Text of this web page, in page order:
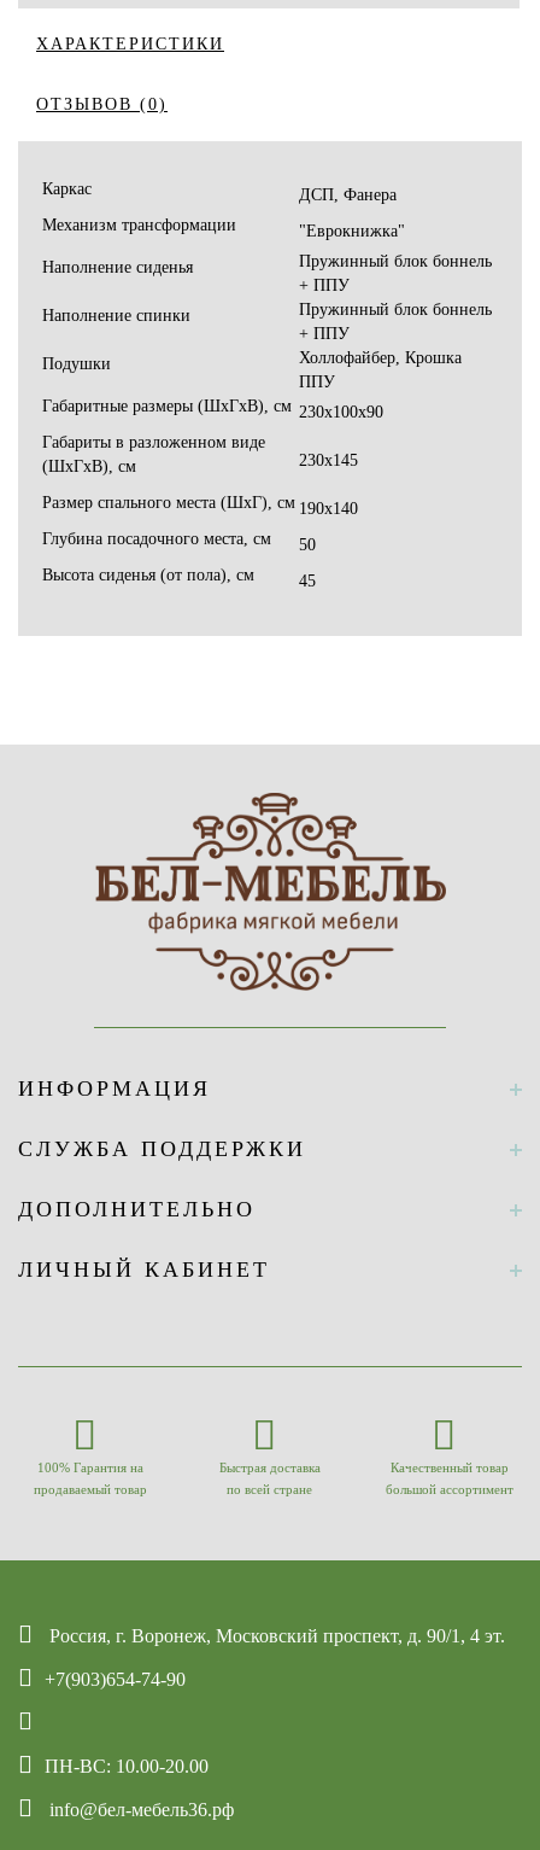
ХАРАКТЕРИСТИКИ
ОТЗЫВОВ (0)
Каркас
ДСП, Фанера
Механизм трансформации
"Еврокнижка"
Наполнение сиденья
Пружинный блок боннель
+ ППУ
Наполнение спинки
Пружинный блок боннель
+ ППУ
Подушки
Холлофайбер, Крошка
ППУ
Габаритные размеры (ШхГхВ), см 230х100х90
Габариты в разложенном виде
(ШхГхВ), см
230х145
Размер спального места (ШхГ), см 190х140
Глубина посадочного места, см
50
Высота сиденья (от пола), см
45
ИНФОРМАЦИЯ
СЛУЖБА ПОДДЕРЖКИ
ДОПОЛНИТЕЛЬНО
ЛИЧНЫЙ КАБИНЕТ
100% Гарантия на
продаваемый товар
Быстрая доставка
по всей стране
Качественный товар
большой ассортимент
Россия, г. Воронеж, Московский проспект, д. 90/1, 4 эт.
+7(903)654-74-90
ПН-ВС: 10.00-20.00
info@бел-мебель36.рф